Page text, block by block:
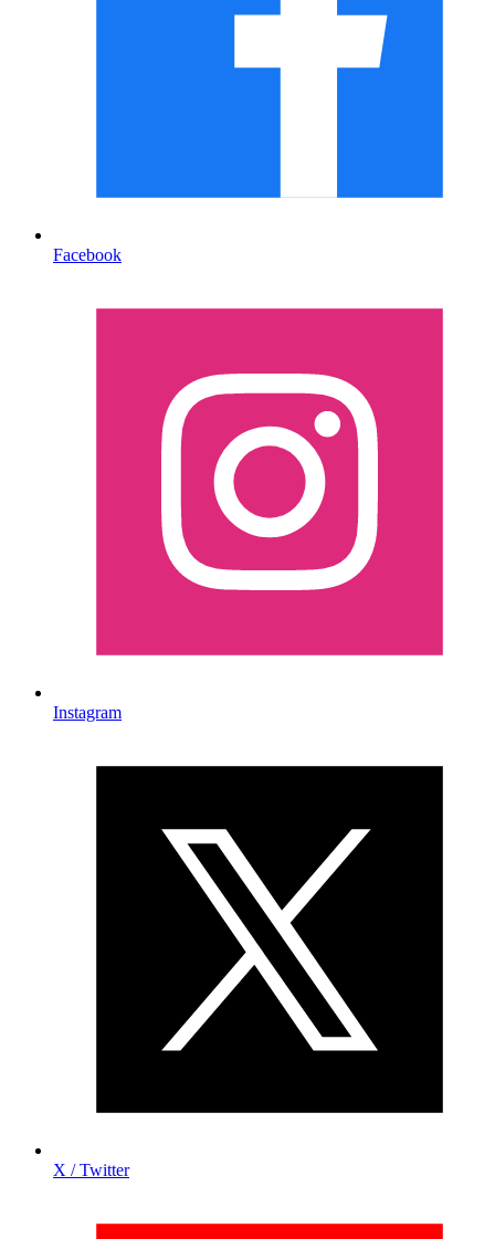
Facebook
Instagram
X / Twitter